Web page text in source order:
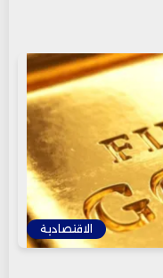
الاقتصادية